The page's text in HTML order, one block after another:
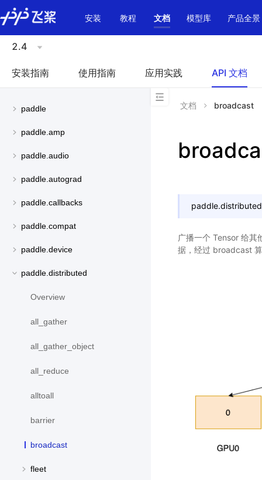
\u200E
安装
教程 文档 模型库 产品全景
2.4
安装指南 使用指南 应用实践 API 文档
paddle
paddle.amp
paddle.audio
paddle.autograd
paddle.callbacks
paddle.compat
paddle.device
paddle.distributed
Overview
all_gather
all_gather_object
all_reduce
alltoall
barrier
broadcast
fleet
文档 broadcast
广播一个 Tensor 给其
据，经过 broadcast